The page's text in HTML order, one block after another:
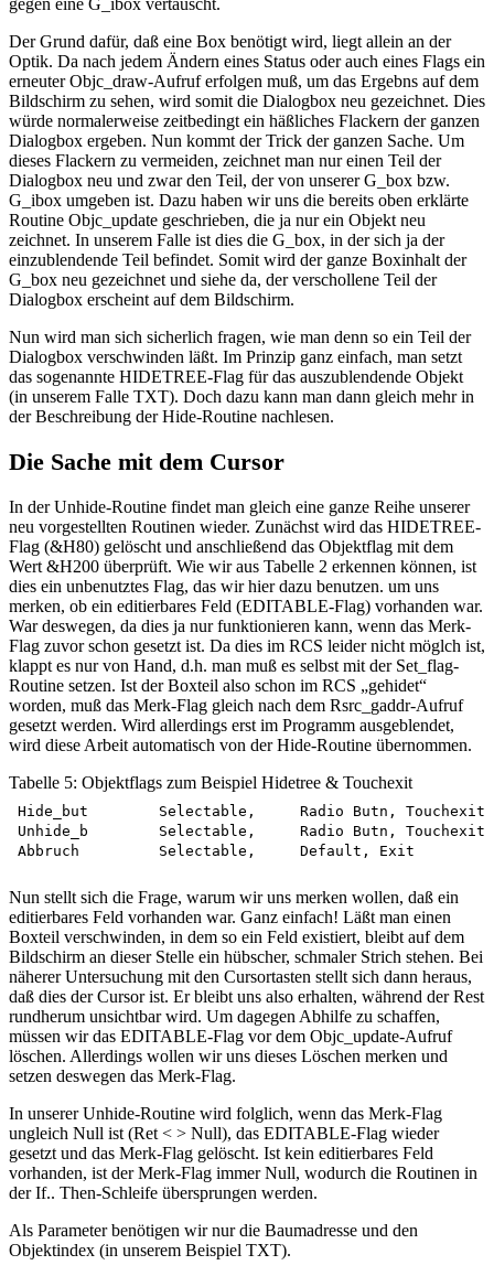
gegen eine G_ibox vertauscht.
Der Grund dafür, daß eine Box benötigt wird, liegt allein an der
Optik. Da nach jedem Ändern eines Status oder auch eines Flags ein
erneuter Objc_draw-Aufruf erfolgen muß, um das Ergebns auf dem
Bildschirm zu sehen, wird somit die Dialogbox neu gezeichnet. Dies
würde normalerweise zeitbedingt ein häßliches Flackern der ganzen
Dialogbox ergeben. Nun kommt der Trick der ganzen Sache. Um
dieses Flackern zu vermeiden, zeichnet man nur einen Teil der
Dialogbox neu und zwar den Teil, der von unserer G_box bzw.
G_ibox umgeben ist. Dazu haben wir uns die bereits oben erklärte
Routine Objc_update geschrieben, die ja nur ein Objekt neu
zeichnet. In unserem Falle ist dies die G_box, in der sich ja der
einzublendende Teil befindet. Somit wird der ganze Boxinhalt der
G_box neu gezeichnet und siehe da, der verschollene Teil der
Dialogbox erscheint auf dem Bildschirm.
Nun wird man sich sicherlich fragen, wie man denn so ein Teil der
Dialogbox verschwinden läßt. Im Prinzip ganz einfach, man setzt
das sogenannte HIDETREE-Flag für das auszublendende Objekt
(in unserem Falle TXT). Doch dazu kann man dann gleich mehr in
der Beschreibung der Hide-Routine nachlesen.
Die Sache mit dem Cursor
In der Unhide-Routine findet man gleich eine ganze Reihe unserer
neu vorgestellten Routinen wieder. Zunächst wird das HIDETREE-
Flag (&H80) gelöscht und anschließend das Objektflag mit dem
Wert &H200 überprüft. Wie wir aus Tabelle 2 erkennen können, ist
dies ein unbenutztes Flag, das wir hier dazu benutzen. um uns
merken, ob ein editierbares Feld (EDITABLE-Flag) vorhanden war.
War deswegen, da dies ja nur funktionieren kann, wenn das Merk-
Flag zuvor schon gesetzt ist. Da dies im RCS leider nicht möglch ist,
klappt es nur von Hand, d.h. man muß es selbst mit der Set_flag-
Routine setzen. Ist der Boxteil also schon im RCS „gehidet“
worden, muß das Merk-Flag gleich nach dem Rsrc_gaddr-Aufruf
gesetzt werden. Wird allerdings erst im Programm ausgeblendet,
wird diese Arbeit automatisch von der Hide-Routine übernommen.
Tabelle 5: Objektflags zum Beispiel Hidetree & Touchexit
Hide_but	Selectable,	Radio Butn, Touchexit
Unhide_b	Selectable,	Radio Butn, Touchexit
Nun stellt sich die Frage, warum wir uns merken wollen, daß ein
editierbares Feld vorhanden war. Ganz einfach! Läßt man einen
Boxteil verschwinden, in dem so ein Feld existiert, bleibt auf dem
Bildschirm an dieser Stelle ein hübscher, schmaler Strich stehen. Bei
näherer Untersuchung mit den Cursortasten stellt sich dann heraus,
daß dies der Cursor ist. Er bleibt uns also erhalten, während der Rest
rundherum unsichtbar wird. Um dagegen Abhilfe zu schaffen,
müssen wir das EDITABLE-Flag vor dem Objc_update-Aufruf
löschen. Allerdings wollen wir uns dieses Löschen merken und
setzen deswegen das Merk-Flag.
In unserer Unhide-Routine wird folglich, wenn das Merk-Flag
ungleich Null ist (Ret < > Null), das EDITABLE-Flag wieder
gesetzt und das Merk-Flag gelöscht. Ist kein editierbares Feld
vorhanden, ist der Merk-Flag immer Null, wodurch die Routinen in
der If.. Then-Schleife übersprungen werden.
Als Parameter benötigen wir nur die Baumadresse und den
Objektindex (in unserem Beispiel TXT).